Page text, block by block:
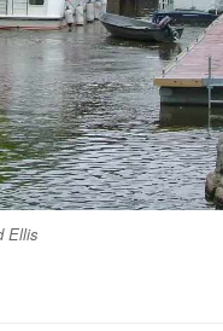
Ellis